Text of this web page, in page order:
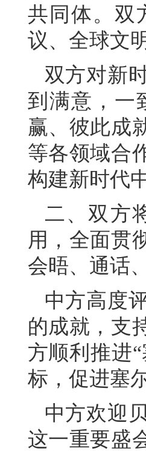
共同体。双
议、全球文
双方对新
到满意，一
赢、彼此成
等各领域合
构建新时代
二、双方
用，全面贯
会晤、通话
中方高度
的成就，支
方顺利推进
标，促进塞
中方欢迎
这一重要盛